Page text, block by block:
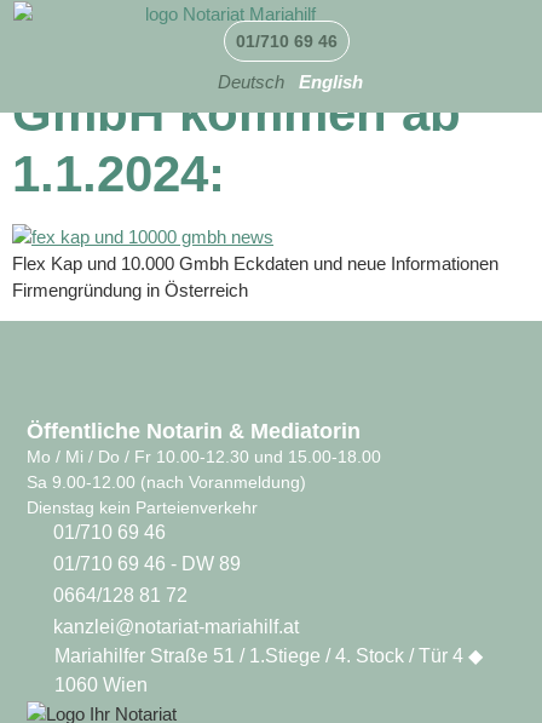
01/710 69 46
Deutsch English
Flex Kap & 10.000 €
GmbH kommen ab
1.1.2024:
Flex Kap und 10.000 Gmbh Eckdaten und neue Informationen
Firmengründung in Österreich
Öffentliche Notarin & Mediatorin
Mo / Mi / Do / Fr 10.00-12.30 und 15.00-18.00
Sa 9.00-12.00 (nach Voranmeldung)
Dienstag kein Parteienverkehr
01/710 69 46
01/710 69 46 - DW 89
0664/128 81 72
kanzlei@notariat-mariahilf.at
Mariahilfer Straße 51 / 1.Stiege / 4. Stock / Tür 4 ◆
1060 Wien